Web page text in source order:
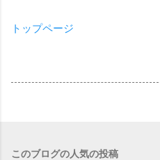
トップページ
このブログの人気の投稿